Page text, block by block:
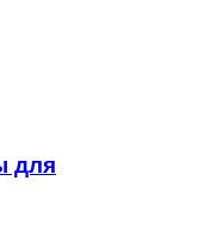
для